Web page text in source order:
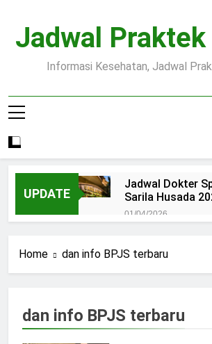
content
Jadwal
Informasi Kesehatan, Jadwal
UPDATE
Jadwal Dokter
Sarila Husada
01/04/2026
15/07/2025
Pendaftaran
Jadwal Dokter RS
Home dan info BPJS terbaru
dan info BPJS terbaru